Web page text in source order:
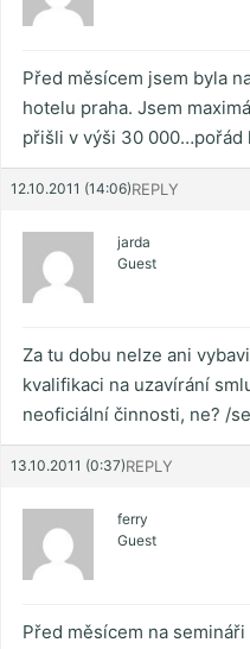
Před měsícem jsem byla
hotelu praha. Jsem
přišli v výši 30 000…pořád
12.10.2011 (14:06)REPLY
jarda
Guest
Za tu dobu nelze ani
kvalifikaci na uzavírání
neoficiální činnosti, ne? /
13.10.2011 (0:37)REPLY
ferry
Guest
Před měsícem na